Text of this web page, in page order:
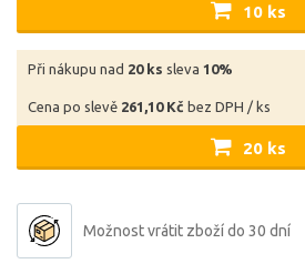
10 ks
Při nákupu nad 20 ks sleva 10%
Cena po slevě 261,10 Kč bez DPH / ks
20 ks
Možnost vrátit zboží do 30 dní